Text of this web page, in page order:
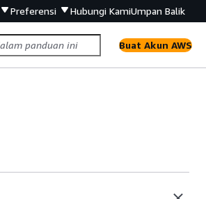
Preferensi Hubungi KamiUmpan Balik
Buat Akun AWS